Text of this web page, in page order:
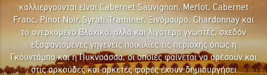
ΕΙΣΟΔΟΣ ΜΕ FACEBOOK
καλλιεργούνται είναι Cabernet Sauvignon, Merlot, Cabernet
Franc, Pinot Noir,Syrah,Traminer, Ξινόμαυρο, Chardonnay και
το ανερχόμενο Βλάχικο, αλλά και λιγότερο γνωστές, σχεδόν
εξαφανισμένες γηγενείς ποικιλίες τις περιοχής όπως η
Γκουντάμπα και η Πυκνoάσσα, οι οποίες φαίνεται να αρέσουν και
στις αρκούδες και αρκετές φορές έχουν δημιουργήσει